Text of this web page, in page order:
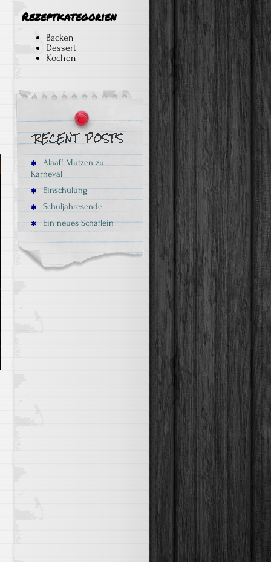
Rezeptkategorien
Backen
Dessert
Kochen
Alaaf! Mutzen zu
Karneval
Einschulung
Schuljahresende
Ein neues Schäflein